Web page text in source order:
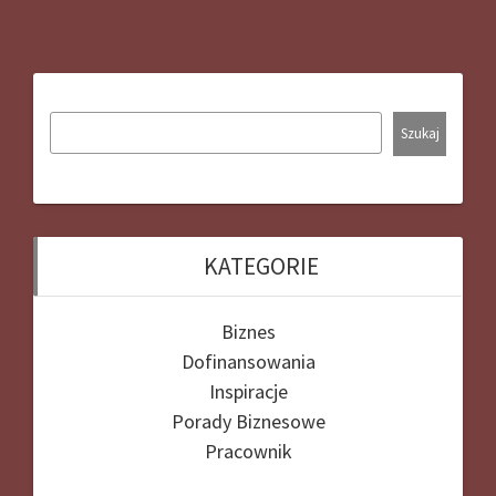
Szukaj
KATEGORIE
Biznes
Dofinansowania
Inspiracje
Porady Biznesowe
Pracownik